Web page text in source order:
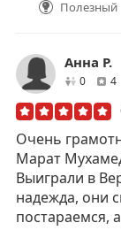
Полезный
Анна Р.
0друзей
4
Очень
Марат
Выиграли в
надежда, они
постараемся,